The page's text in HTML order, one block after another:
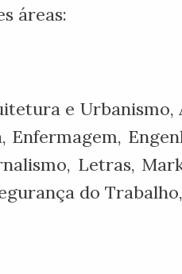
áreas:
e Urbanismo,
Letras,
do